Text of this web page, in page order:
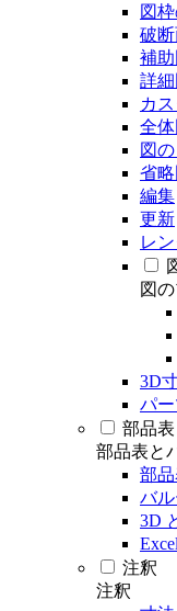
図
破
補助
詳細
カ
全体
図
省略
編集
更新
レ
図
3D
パ
部品表
部品表と
部
バ
3D
注釈
注釈